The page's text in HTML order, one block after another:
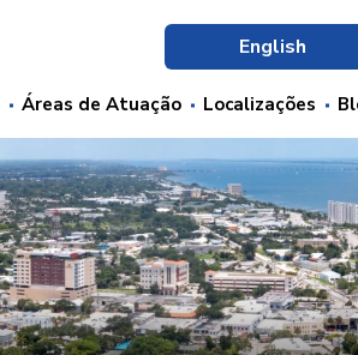
English
Áreas de Atuação Localizações